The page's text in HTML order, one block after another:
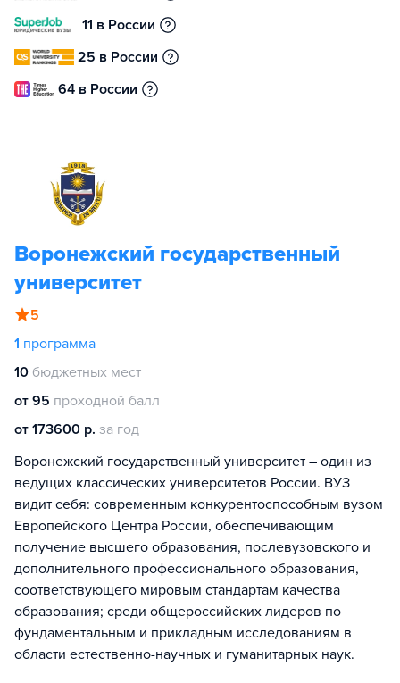
11 в России
25 в России
64 в России
Воронежский государственный
университет
5
1 программа
10 бюджетных мест
от 95 проходной балл
от 173600 р. за год
Воронежский государственный университет – один из
ведущих классических университетов России. ВУЗ
видит себя: современным конкурентоспособным вузом
Европейского Центра России, обеспечивающим
получение высшего образования, послевузовского и
дополнительного профессионального образования,
соответствующего мировым стандартам качества
образования; среди общероссийских лидеров по
фундаментальным и прикладным исследованиям в
области естественно-научных и гуманитарных наук.